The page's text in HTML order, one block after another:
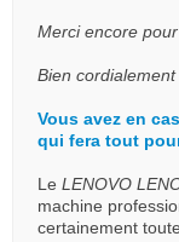
Merci encore
Bien cordialement
Vous avez en
qui fera tout
Le LENOVO
machine
certainement